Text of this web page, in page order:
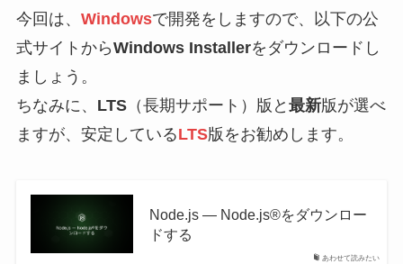
今回は、 Windowsで開発をしますので、以下の公
式サイトからWindows Installerをダウンロードし
ましょう。
ちなみに、 LTS（長期サポート）版と 最新版が選べ
ますが、安定しているLTS版をお勧めします。
あわせて読みたい
Node.js — Node.js®をダウンロー
ドする